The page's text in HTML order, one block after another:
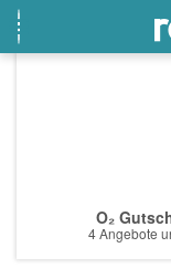
TopTop
O₂
4 Angebote